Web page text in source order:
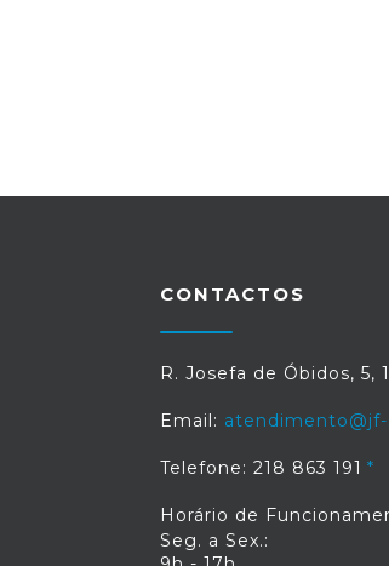
CONTACTOS
R. Josefa de Óbidos, 5,
Email:
Telefone: 218 863 191
Horário de
Seg. a Sex.: